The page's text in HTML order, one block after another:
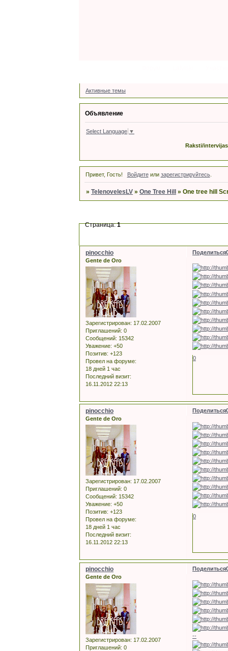
Активные темы
Объявление
Select Language ▼
Raksti/
Привет, Гость! Войдитеили зарегистрируйтесь.
»TelenovelesLV »One Tree Hill »One tree hill
Страница:1
Поделиться
pinocchio
Gente de Oro
Зарегистрирован: 17.02.2007
Приглашений: 0
Сообщений: 15342
Уважение: +50
Позитив: +123
Провел на форуме:
18 дней 1 час
Последний визит:
16.11.2012 22:13
0
Поделиться
pinocchio
Gente de Oro
Зарегистрирован: 17.02.2007
Приглашений: 0
Сообщений: 15342
Уважение: +50
Позитив: +123
Провел на форуме:
18 дней 1 час
Последний визит:
16.11.2012 22:13
0
Поделиться
pinocchio
Gente de Oro
Зарегистрирован: 17.02.2007
Приглашений: 0
--